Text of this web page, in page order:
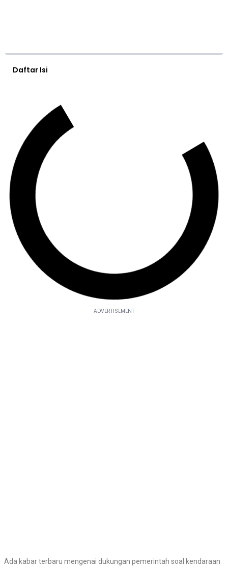
Daftar Isi
Ada kabar terbaru mengenai dukungan pemerintah soal kendaraan